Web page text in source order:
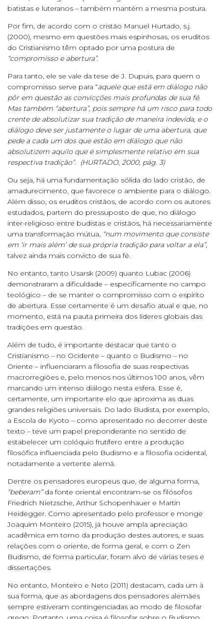
batistas e luteranos – também mantém a mesma postura.
Por fim, de acordo com o cristão Manuel Hurtado, s.j.
(2000), mesmo em questões mais espinhosas, os eruditos
do Cristianismo têm optado por uma postura de
“compromisso e abertura”.
Para tanto, ele se vale da tese de J. Dupuis, para quem o
compromisso serve para “aquele que está em diálogo não
pôr em questão as convicções mais profundas de sua fé.
Mas também “abertura”, pois sempre há um risco para todo
crente de absolutizar sua tradição de maneira indevida, e o
diálogo deve ser justamente o lugar de uma abertura, que
pede a cada um dos que estão em diálogo que não
absolutizem aquilo que é simplesmente relativo em sua
respectiva tradição”. (HURTADO, 2000, pág. 3)
Ou seja, há uma fundamentação sólida do lado cristão, de
amadurecimento, que favorece o ambiente para o diálogo.
Além disso, os eruditos cristãos, de acordo com os autores
estudados, partem do pressuposto de que, no diálogo
inter-religioso entre budistas e cristãos, há necessariamente
uma transformação mútua, “num movimento que consiste
em ‘ir mais além’ de sua própria tradição para voltar a ela”,
talvez ainda mais convicto de sua fé.
No entanto, tanto Usarsk (2009) quanto Lubac (2006)
demonstraram a dificuldade – especificamente no campo
teológico – de se manter o compromisso com o espírito
de abertura. Esse certamente é um desafio atual e que, no
momento, está na pauta primeira dos líderes globais das
tradições em questão.
Além de tudo, é importante destacar que tanto o
Cristianismo – no Ocidente – quanto o Budismo – no
Oriente – influenciaram a filosofia de suas respectivas
macrorregiões e, pelo menos nos últimos 100 anos, vêm
marcando um intenso diálogo nesta esfera. Esse é,
certamente, um importante elo que aproxima as duas
grandes religiões universais. Do lado Budista, por exemplo,
a Escola de Kyoto – como apresentado no decorrer deste
texto – teve um papel preponderante no sentido de
estabelecer um colóquio frutífero entre a produção
filosófica influenciada pelo Budismo e a filosofia ocidental,
notadamente a vertente alemã.
Dentre os pensadores europeus que, de alguma forma,
“beberam”da fonte oriental encontram-se os filósofos
Friedrich Nietzsche, Arthur Schopenhauer e Martin
Heidegger. Como apresentado pelo professor e monge
Joaquim Monteiro (2015), já houve ampla apreciação
acadêmica em torno da produção destes autores, e suas
relações com o oriente, de forma geral, e com o Zen
Budismo, de forma particular, foram alvo de várias teses e
dissertações.
No entanto, Monteiro e Neto (2011) destacam, cada um à
sua forma, que as abordagens dos pensadores alemães
sempre estiveram contingenciadas ao modo de filosofar